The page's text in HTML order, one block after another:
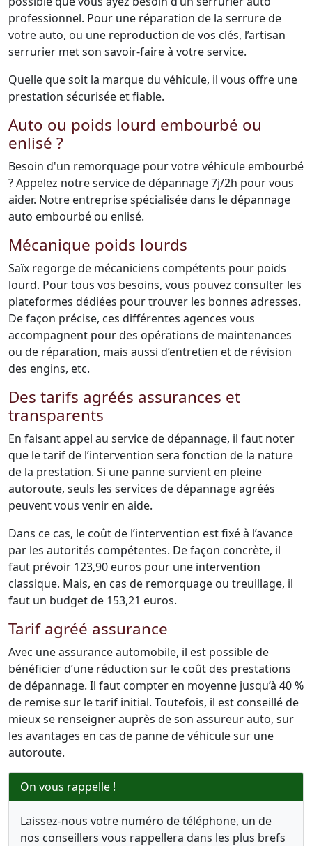
professionnel. Pour une réparation de la serrure de
votre auto, ou une reproduction de vos clés, l’artisan
serrurier met son savoir-faire à votre service.
Quelle que soit la marque du véhicule, il vous offre une
prestation sécurisée et fiable.
Auto ou poids lourd embourbé ou
enlisé ?
Besoin d'un remorquage pour votre véhicule embourbé
? Appelez notre service de dépannage 7j/2h pour vous
aider. Notre entreprise spécialisée dans le dépannage
auto embourbé ou enlisé.
Mécanique poids lourds
Saïx regorge de mécaniciens compétents pour poids
lourd. Pour tous vos besoins, vous pouvez consulter les
plateformes dédiées pour trouver les bonnes adresses.
De façon précise, ces différentes agences vous
accompagnent pour des opérations de maintenances
ou de réparation, mais aussi d’entretien et de révision
des engins, etc.
Des tarifs agréés assurances et
transparents
En faisant appel au service de dépannage, il faut noter
que le tarif de l’intervention sera fonction de la nature
de la prestation. Si une panne survient en pleine
autoroute, seuls les services de dépannage agréés
peuvent vous venir en aide.
Dans ce cas, le coût de l’intervention est fixé à l’avance
par les autorités compétentes. De façon concrète, il
faut prévoir 123,90 euros pour une intervention
classique. Mais, en cas de remorquage ou treuillage, il
faut un budget de 153,21 euros.
Tarif agréé assurance
Avec une assurance automobile, il est possible de
bénéficier d’une réduction sur le coût des prestations
de dépannage. Il faut compter en moyenne jusqu’à 40 %
de remise sur le tarif initial. Toutefois, il est conseillé de
mieux se renseigner auprès de son assureur auto, sur
les avantages en cas de panne de véhicule sur une
autoroute.
On vous rappelle !
Laissez-nous votre numéro de téléphone, un de
nos conseillers vous rappellera dans les plus brefs